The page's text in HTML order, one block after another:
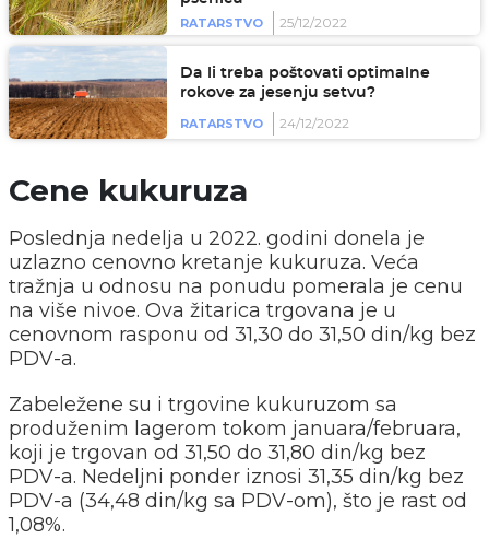
RATARSTVO
25/12/2022
Da li treba poštovati optimalne
rokove za jesenju setvu?
RATARSTVO 24/12/2022
Cene kukuruza
Poslednja nedelja u 2022. godini donela je
uzlazno cenovno kretanje kukuruza. Veća
tražnja u odnosu na ponudu pomerala je cenu
na više nivoe. Ova žitarica trgovana je u
cenovnom rasponu od 31,30 do 31,50 din/kg bez
PDV-a.
Zabeležene su i trgovine kukuruzom sa
produženim lagerom tokom januara/februara,
koji je trgovan od 31,50 do 31,80 din/kg bez
PDV-a. Nedeljni ponder iznosi 31,35 din/kg bez
PDV-a (34,48 din/kg sa PDV-om), što je rast od
1,08%.